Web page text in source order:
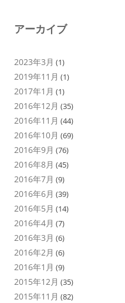
アーカイブ
2023年3月 (1)
2019年11月 (1)
2017年1月 (1)
2016年12月 (35)
2016年11月 (44)
2016年10月 (69)
2016年9月 (76)
2016年8月 (45)
2016年7月 (9)
2016年6月 (39)
2016年5月 (14)
2016年4月 (7)
2016年3月 (6)
2016年2月 (6)
2016年1月 (9)
2015年12月 (35)
2015年11月 (82)